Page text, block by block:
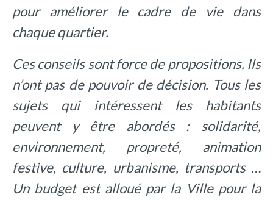
pour améliorer le cadre de vie dans
chaque quartier.
Ces conseils sont force de propositions. Ils
n’ont pas de pouvoir de décision. Tous les
sujets qui intéressent les habitants
peuvent y être abordés : solidarité,
environnement, propreté, animation
festive, culture, urbanisme, transports …
Un budget est alloué par la Ville pour la